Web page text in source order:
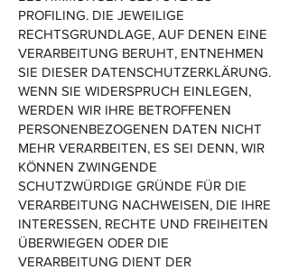
PROFILING. DIE JEWEILIGE
RECHTSGRUNDLAGE, AUF DENEN EINE
VERARBEITUNG BERUHT, ENTNEHMEN
SIE DIESER DATENSCHUTZERKLÄRUNG.
WENN SIE WIDERSPRUCH EINLEGEN,
WERDEN WIR IHRE BETROFFENEN
PERSONENBEZOGENEN DATEN NICHT
MEHR VERARBEITEN, ES SEI DENN, WIR
KÖNNEN ZWINGENDE
SCHUTZWÜRDIGE GRÜNDE FÜR DIE
VERARBEITUNG NACHWEISEN, DIE IHRE
INTERESSEN, RECHTE UND FREIHEITEN
ÜBERWIEGEN ODER DIE
VERARBEITUNG DIENT DER